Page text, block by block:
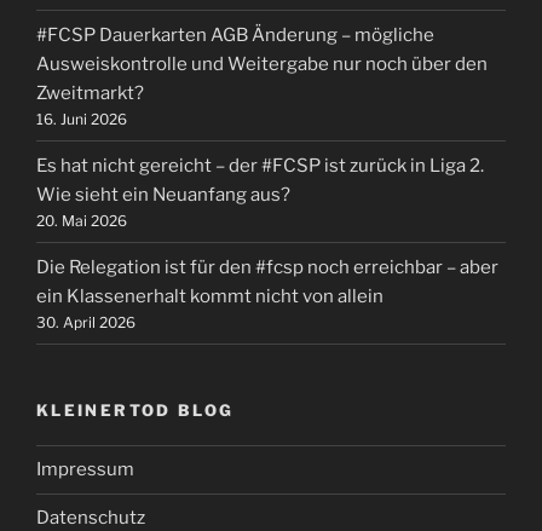
2.
Wie
sieht
ein
Neuanfang
aus?“
#FCSP Dauerkarten AGB Änderung – mögliche
Ausweiskontrolle und Weitergabe nur noch über den
Zweitmarkt?
16. Juni 2026
Es hat nicht gereicht – der #FCSP ist zurück in Liga 2.
Wie sieht ein Neuanfang aus?
20. Mai 2026
Die Relegation ist für den #fcsp noch erreichbar – aber
ein Klassenerhalt kommt nicht von allein
30. April 2026
KLEINERTOD BLOG
Impressum
Datenschutz